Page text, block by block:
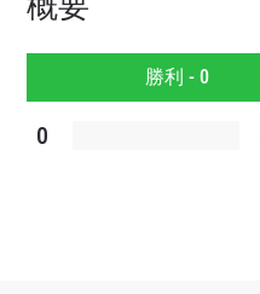
勝利 - 0
0